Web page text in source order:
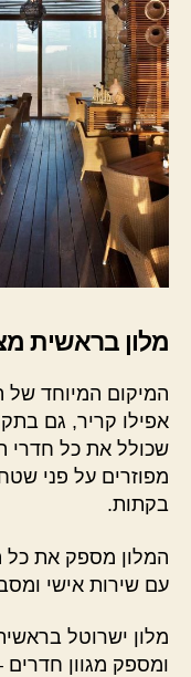
מלון בראשית
המיקום המיוחד של
אפילו קריר, גם
שכולל את כל חדרי
מפוזרים על פני
בקתות.
המלון מספק את כל
עם שירות אישי
מלון ישרוטל
ומספק מגוון